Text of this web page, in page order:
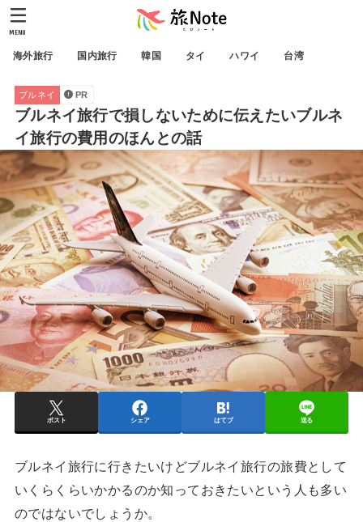
海外旅行 国内旅行 韓国 タイ ハワイ 台湾
MENU
ブルネイ PR
ブルネイ旅行で損しないために伝えたいブルネ
イ旅行の費用のほんとの話
ポスト シェア はてブ 送る
ブルネイ旅行に行きたいけどブルネイ旅行の旅費として
いくらくらいかかるのか知っておきたいという人も多い
のではないでしょうか。